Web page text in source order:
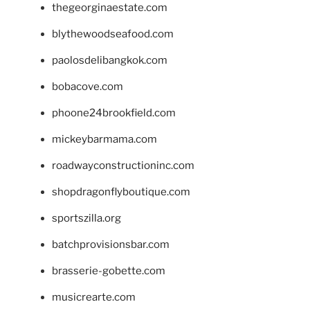
thegeorginaestate.com
blythewoodseafood.com
paolosdelibangkok.com
bobacove.com
phoone24brookfield.com
mickeybarmama.com
roadwayconstructioninc.com
shopdragonflyboutique.com
sportszilla.org
batchprovisionsbar.com
brasserie-gobette.com
musicrearte.com